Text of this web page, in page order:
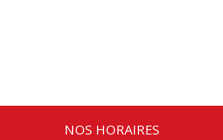
NOS HORAIRES